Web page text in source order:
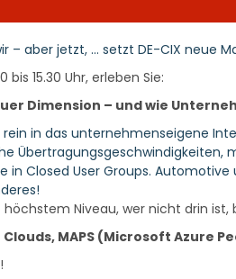
– aber jetzt, … setzt DE-CIX neue
bis 15.30 Uhr, erleben Sie:
Dimension – und wie
in das unternehmenseigene
Übertragungsgeschwindigkeiten,
Closed User Groups.
Niveau, wer nicht drin
MAPS (Microsoft Azure